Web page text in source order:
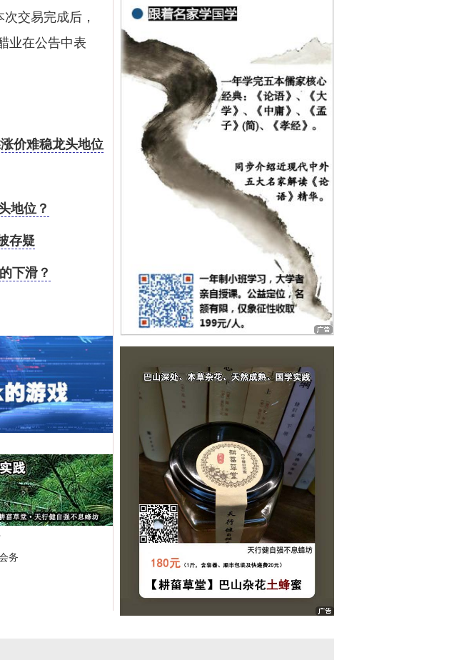
交易完成后，
业在公告中表
价难稳龙头地位
地位？
存疑
下滑？
务